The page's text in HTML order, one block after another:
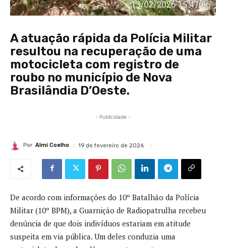
A atuação rápida da Polícia Militar
resultou na recuperação de uma
motocicleta com registro de
roubo no município de Nova
Brasilândia D’Oeste.
- Publicidade -
Por Almi Coelho 19 de fevereiro de 2026
De acordo com informações do 10º Batalhão da Polícia
Militar (10º BPM), a Guarnição de Radiopatrulha recebeu
denúncia de que dois indivíduos estariam em atitude
suspeita em via pública. Um deles conduzia uma